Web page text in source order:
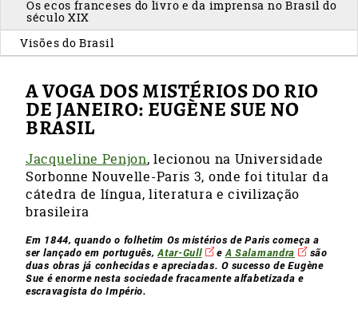
Os ecos franceses do livro e da imprensa no Brasil do
século XIX
Visões do Brasil
A VOGA DOS MISTÉRIOS DO RIO
DE JANEIRO: EUGÈNE SUE NO
BRASIL
Jacqueline Penjon, lecionou na Universidade
Sorbonne Nouvelle-Paris 3, onde foi titular da
cátedra de língua, literatura e civilização
brasileira
Em 1844, quando o folhetim Os mistérios de Paris começa a
ser lançado em português,Atar-Gull eA Salamandra
são
duas obras já conhecidas e apreciadas. O sucesso de Eugène
Sue é enorme nesta sociedade fracamente alfabetizada e
escravagista do Império.